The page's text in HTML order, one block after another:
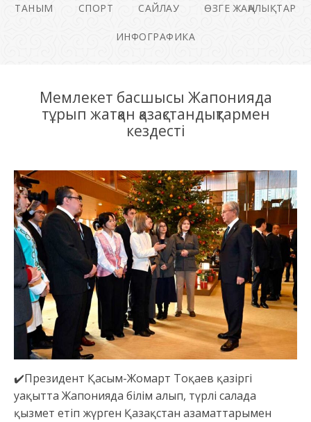
ТАНЫМ СПОРТ САЙЛАУ ӨЗГЕ ЖАҢАЛЫҚТАР
ИНФОГРАФИКА
Мемлекет басшысы Жапонияда
тұрып жатқан қазақстандықтармен
кездесті
✔️Президент Қасым-Жомарт Тоқаев қазіргі
уақытта Жапонияда білім алып, түрлі салада
қызмет етіп жүрген Қазақстан азаматтарымен